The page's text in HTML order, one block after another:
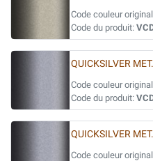
Code couleur
Code du produit:
QUICKSILVER
Code couleur
Code du produit:
QUICKSILVER
Code couleur